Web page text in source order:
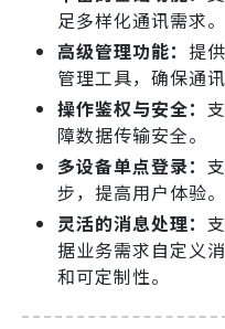
足多样化通讯需求。
高级管理功能： 提
管理工具，确保通
操作鉴权与安全：
障数据传输安全。
多设备单点登录：
步，提高用户体验。
灵活的消息处理：
据业务需求自定义
和可定制性。